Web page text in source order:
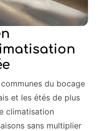
du bocage
et les étés de plus
climatisation
sans multiplier